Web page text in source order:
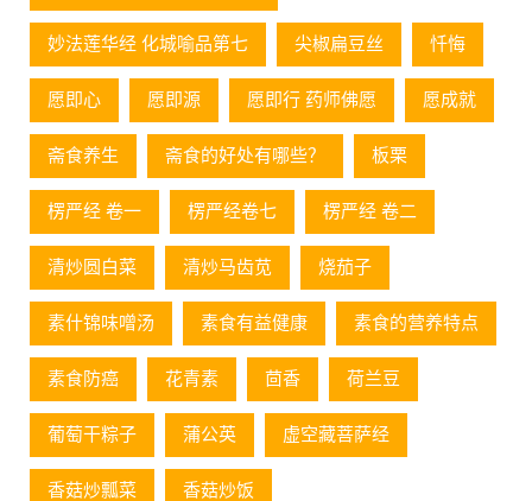
妙法莲华经 化城喻品第七 尖椒扁豆丝 忏悔
愿即心 愿即源 愿即行 药师佛愿 愿成就
斋食养生 斋食的好处有哪些？ 板栗
楞严经 卷一 楞严经卷七 楞严经 卷二
清炒圆白菜 清炒马齿苋 烧茄子
素什锦味噌汤 素食有益健康 素食的营养特点
素食防癌 花青素 茴香 荷兰豆
葡萄⼲粽⼦ 蒲公英 虚空藏菩萨经
香菇炒瓢菜 香菇炒饭